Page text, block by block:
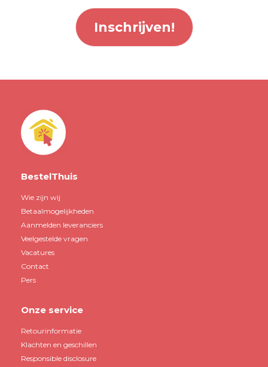
Inschrijven!
BestelThuis
Wie zijn wij
Betaalmogelijkheden
Aanmelden leveranciers
Veelgestelde vragen
Vacatures
Contact
Pers
Onze service
Retourinformatie
Klachten en geschillen
Responsible disclosure